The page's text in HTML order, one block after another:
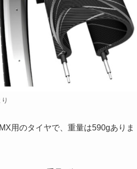
用のタイヤで、重量は590gありま